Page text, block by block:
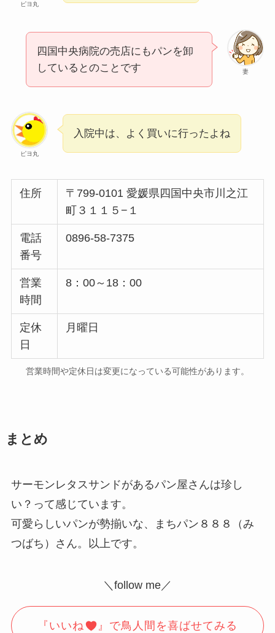
ピヨ丸
妻
四国中央病院の売店にもパンを卸
しているとのことです
ピヨ丸
入院中は、よく買いに行ったよね
住所
〒799-0101 愛媛県四国中央市川之江
町３１１５−１
電話
番号
0896-58-7375
営業
時間
8：00～18：00
定休
日
月曜日
営業時間や定休日は変更になっている可能性があります。
まとめ
サーモンレタスサンドがあるパン屋さんは珍し
い？って感じています。
可愛らしいパンが勢揃いな、まちパン８８８（み
つばち）さん。以上です。
＼follow me／
『いいね 』で鳥人間を喜ばせてみる